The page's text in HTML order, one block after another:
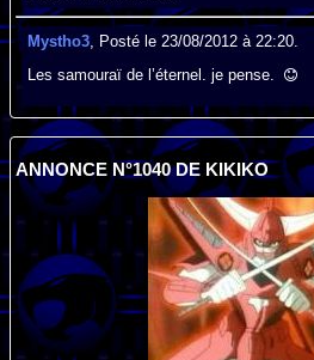
Mystho3 , Posté le 23/08/2012 à 22:20.
Les samouraï de l’éternel. je pense.
ANNONCE N°1040 DE KIKIKO